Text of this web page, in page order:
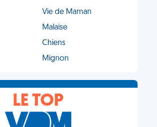
Vie de Maman
Malaise
Chiens
Mignon
LE TOP